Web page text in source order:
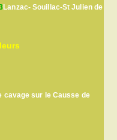
Lanzac- Souillac-St Julien de
cavage sur le Causse de